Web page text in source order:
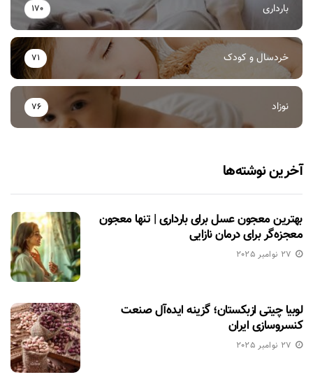
بارداری 170
خردسال و کودک 71
نوزاد 76
آخرین نوشته‌ها
بهترین معجون عسل برای بارداری | تنها معجون
معجزه‌گر برای درمان نازایی
27 نوامبر 2025
لوبیا چیتی ازبکستان؛ گزینه ایده‌آل صنعت
کنسروسازی ایران
27 نوامبر 2025